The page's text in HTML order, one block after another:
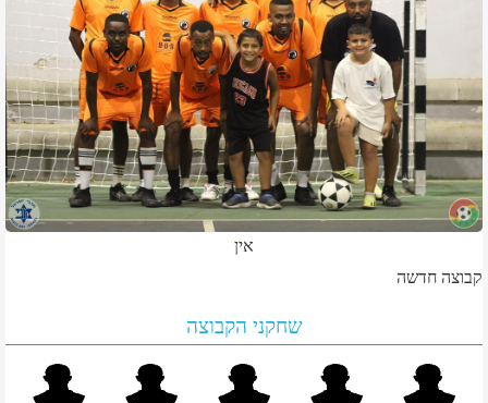
אין
קבוצה חדשה
שחקני הקבוצה